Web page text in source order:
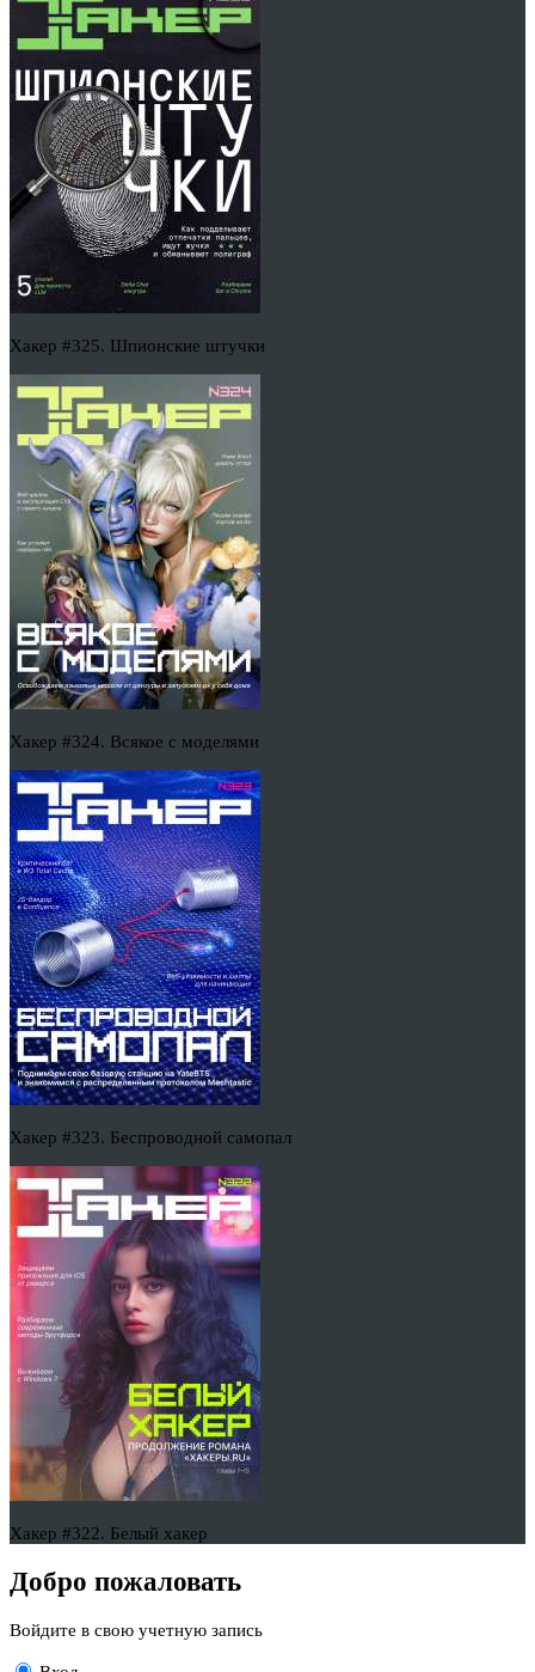
Хакер #325. Шпионские штучки
Хакер #324. Всякое с моделями
Хакер #323. Беспроводной самопал
Хакер #322. Белый хакер
Добро пожаловать
Войдите в свою учетную запись